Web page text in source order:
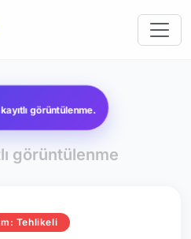
görüntülenme.
görüntülenme
Tehlikeli